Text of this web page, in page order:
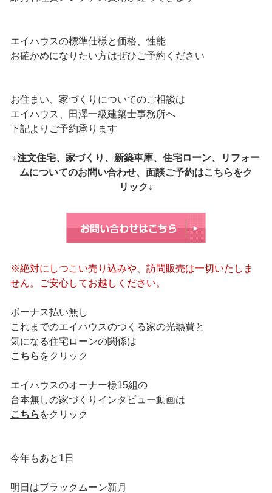
エイハウスの標準仕様と価格、性能
お確かめになりたい方はぜひご予約ください
お住まい、家づくりについてのご相談は
エイハウス、田澤一級建築士事務所へ
下記よりご予約承ります
↓注文住宅、家づくり、新築車庫、住宅ローン、リフォー
ムについてのお問い合わせ、面談ご予約はこちらをク
リック↓
※絶対にしつこい売り込みや、訪問販売は一切いたしま
せん。ご安心してお越しください。
ボーナス払い無し
これまでのエイハウスのつくる家の光熱費と
気になる住宅ローンの関係は
こちら をクリック
エイハウスのオーナー様15組の
台本無しの家づくりインタビュー動画は
こちら をクリック
今年もあと1日
明日はブラックムーン新月